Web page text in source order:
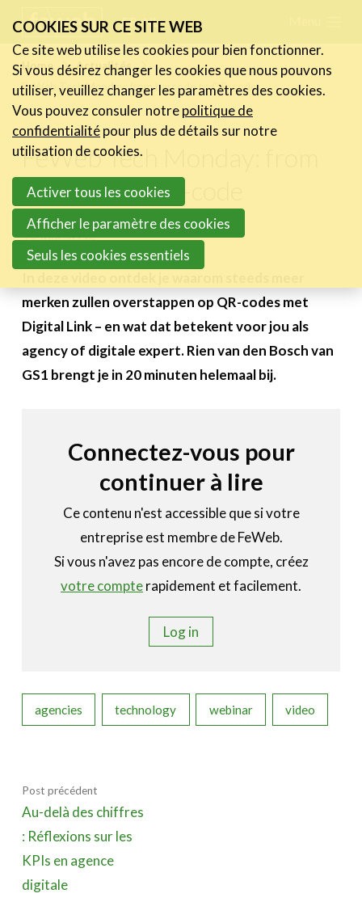
links
Jump
to
navigation
Jump
main
content
FR NL
Home
Actualités
FeWeb Tech Monday: from barcode to QR-code
FeWeb Tech Monday: from
barcode to QR-code
16 juin 2025
merken zullen overstappen op QR-codes met
Digital Link – en wat dat betekent voor jou als
agency of digitale expert. Rien van den Bosch van
GS1 brengt je in 20 minuten helemaal bij.
Connectez-vous pour
continuer à lire
Ce contenu n'est accessible que si votre
entreprise est membre de FeWeb.
Si vous n'avez pas encore de compte, créez
votre compterapidement et facilement.
Log in
agencies technology webinar video
Post précédent
Au-delà des chiffres
: Réflexions sur les
KPIs en agence
digitale
Actualités
Les nouvelles du secteur
Les FeWeb Vidéos
Les Cases des membres
Activités
Cases Gallery
Le Toolbox
A propos
COOKIES SUR CE SITE WEB
Ce site web utilise les cookies pour bien fonctionner.
Si vous désirez changer les cookies que nous pouvons
utiliser, veuillez changer les paramètres des cookies.
Vous pouvez consuler notrepolitique de
confidentialitépour plus de détails sur notre
utilisation de cookies.
Activer tous les cookies
Afficher le paramètre des cookies
Seuls les cookies essentiels